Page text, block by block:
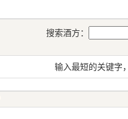
搜索酒方：
输入最短的关键字